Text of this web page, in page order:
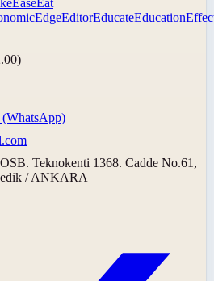
EdgeEditorEducateEducation
(WhatsApp)
Teknokenti 1368. Cadde No.61,
/ ANKARA